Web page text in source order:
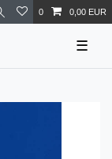
0 0,00 EUR
☰